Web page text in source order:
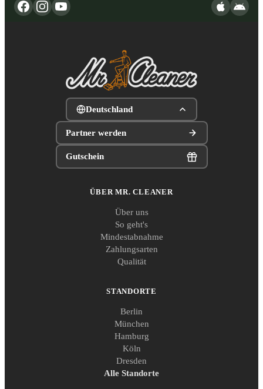
Deutschland
Partner werden
Gutschein
ÜBER MR. CLEANER
Über uns
So geht's
Mindestabnahme
Zahlungsarten
Qualität
STANDORTE
Berlin
München
Hamburg
Köln
Dresden
Alle Standorte